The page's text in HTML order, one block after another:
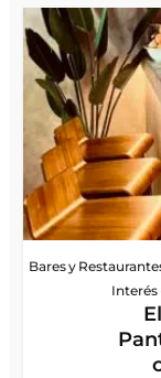
Bares y
Interés